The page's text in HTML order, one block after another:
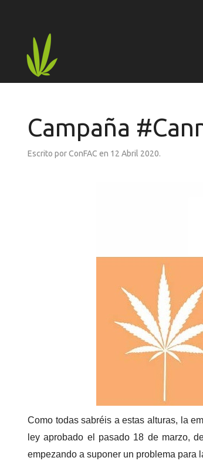
Campaña
Escrito por ConFAC en 12 Abril 2020.
Como todas sabréis a estas alturas, la
ley aprobado el pasado 18 de marzo,
empezando a suponer un problema para